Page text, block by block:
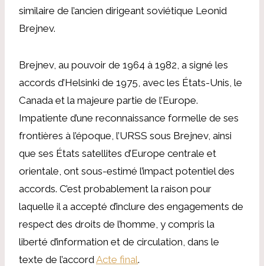
similaire de l’ancien dirigeant soviétique Leonid
Brejnev.
Brejnev, au pouvoir de 1964 à 1982, a signé les
accords d’Helsinki de 1975, avec les États-Unis, le
Canada et la majeure partie de l’Europe.
Impatiente d’une reconnaissance formelle de ses
frontières à l’époque, l’URSS sous Brejnev, ainsi
que ses États satellites d’Europe centrale et
orientale, ont sous-estimé l’impact potentiel des
accords. C’est probablement la raison pour
laquelle il a accepté d’inclure des engagements de
respect des droits de l’homme, y compris la
liberté d’information et de circulation, dans le
texte de l’accord Acte final.